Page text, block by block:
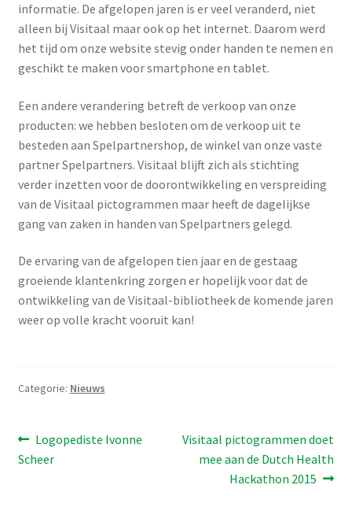
Werken met pictogrammen
Actueel
informatie. De afgelopen jaren is er veel veranderd, niet
alleen bij Visitaal maar ook op het internet. Daarom werd
het tijd om onze website stevig onder handen te nemen en
geschikt te maken voor smartphone en tablet.
Een andere verandering betreft de verkoop van onze
producten: we hebben besloten om de verkoop uit te
besteden aan Spelpartnershop, de winkel van onze vaste
partner Spelpartners. Visitaal blijft zich als stichting
verder inzetten voor de doorontwikkeling en verspreiding
van de Visitaal pictogrammen maar heeft de dagelijkse
gang van zaken in handen van Spelpartners gelegd.
De ervaring van de afgelopen tien jaar en de gestaag
groeiende klantenkring zorgen er hopelijk voor dat de
ontwikkeling van de Visitaal-bibliotheek de komende jaren
weer op volle kracht vooruit kan!
Categorie: Nieuws
Bericht
navigatie
Vorig
bericht:
Logopediste Ivonne
Scheer
Volgend
bericht:
Visitaal pictogrammen doet
mee aan de Dutch Health
Hackathon 2015